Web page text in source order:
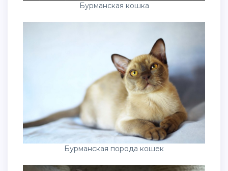
Бурманская кошка
Бурманская порода кошек